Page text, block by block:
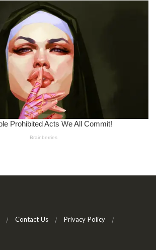
Contact Us
Privacy Policy